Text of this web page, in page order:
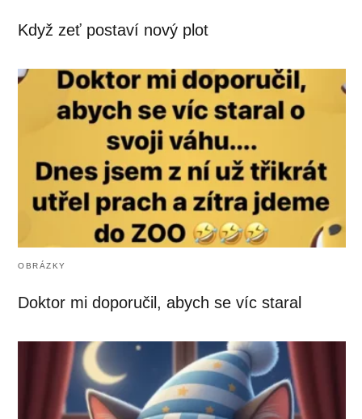
Když zeť postaví nový plot
OBRÁZKY
Doktor mi doporučil, abych se víc staral